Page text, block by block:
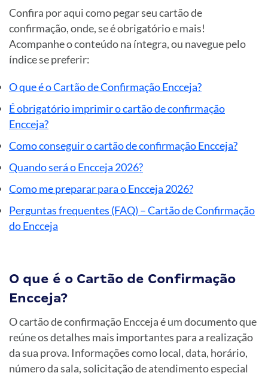
Confira por aqui como pegar seu cartão de
confirmação, onde, se é obrigatório e mais!
Acompanhe o conteúdo na íntegra, ou navegue pelo
índice se preferir:
O que é o Cartão de Confirmação Encceja?
É obrigatório imprimir o cartão de confirmação
Encceja?
Como conseguir o cartão de confirmação Encceja?
Quando será o Encceja 2026?
Como me preparar para o Encceja 2026?
Perguntas frequentes (FAQ) – Cartão de Confirmação
do Encceja
O que é o Cartão de Confirmação
Encceja?
O cartão de confirmação Encceja é um documento que
reúne os detalhes mais importantes para a realização
da sua prova. Informações como local, data, horário,
número da sala, solicitação de atendimento especial